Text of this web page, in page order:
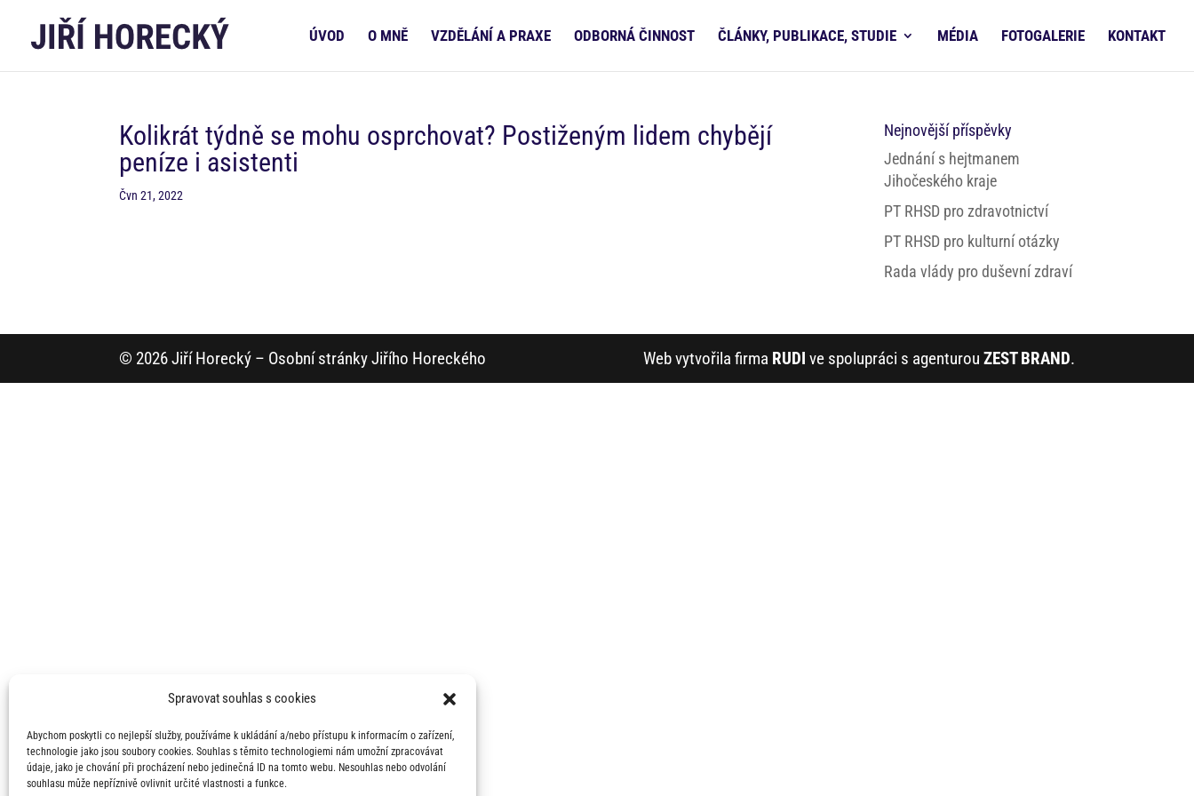
Spravovat souhlas s cookies
Abychom poskytli co nejlepší služby, používáme k ukládání a/nebo přístupu k informacím o zařízení,
technologie jako jsou soubory cookies. Souhlas s těmito technologiemi nám umožní zpracovávat
údaje, jako je chování při procházení nebo jedinečná ID na tomto webu. Nesouhlas nebo odvolání
souhlasu může nepříznivě ovlivnit určité vlastnosti a funkce.
ÚVOD O MNĚ VZDĚLÁNÍ A PRAXE ODBORNÁ ČINNOST ČLÁNKY, PUBLIKACE, STUDIE MÉDIA FOTOGALERIE KONTAKT
Kolikrát týdně se mohu osprchovat? Postiženým lidem chybějí
peníze i asistenti
Čvn 21, 2022
Nejnovější příspěvky
Jednání s hejtmanem
Jihočeského kraje
PT RHSD pro zdravotnictví
PT RHSD pro kulturní otázky
Rada vlády pro duševní zdraví
© 2026 Jiří Horecký – Osobní stránky Jiřího Horeckého Web vytvořila firma RUDI ve spolupráci s agenturou ZEST BRAND.